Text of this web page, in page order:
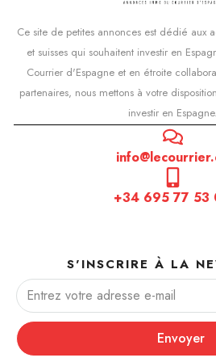
Ce site de petites annonces est dédié aux
et suisses qui souhaitent investir en
Courrier d'Espagne et en étroite
partenaires, nous mettons à votre
investir en Espagne.
+34 695 77 53
S'INSCRIRE À LA
Envoyer